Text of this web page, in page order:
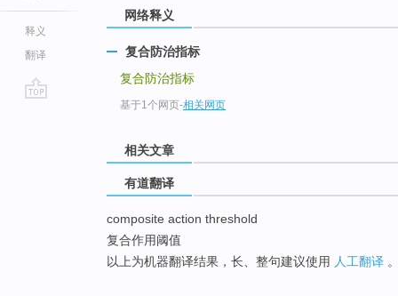
释义
翻译
网络释义
复合防治指标
复合防治指标
基于1个网页-相关网页
相关文章
有道翻译
composite action threshold
复合作用阈值
以上为机器翻译结果，长、整句建议使用 人工翻译